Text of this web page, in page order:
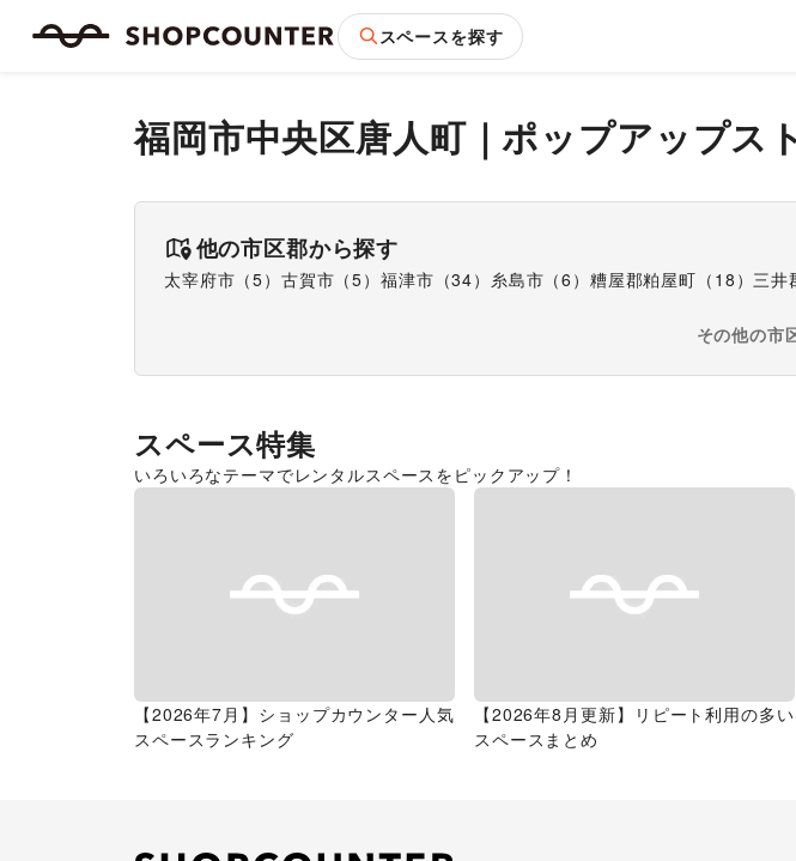
スペースを探す
福岡市中央区唐人町｜ポップアップス
他の市区郡から探す
太宰府市 （5） 古賀市 （5） 福津市 （34） 糸島市 （6 ） 糟屋郡粕屋町 （ 18 ）三井
その他の市
スペース特集
いろいろなテーマでレンタルスペースをピックアップ！
【2026年7月】ショップカウンター人気
スペースランキング
【2026年8月更新】リピート利用の多い
スペースまとめ